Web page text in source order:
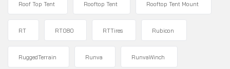
Roof Top Tent Rooftop Tent Rooftop Tent Mount
RT RT080 RTTires Rubicon
RuggedTerrain Runva RunvaWinch